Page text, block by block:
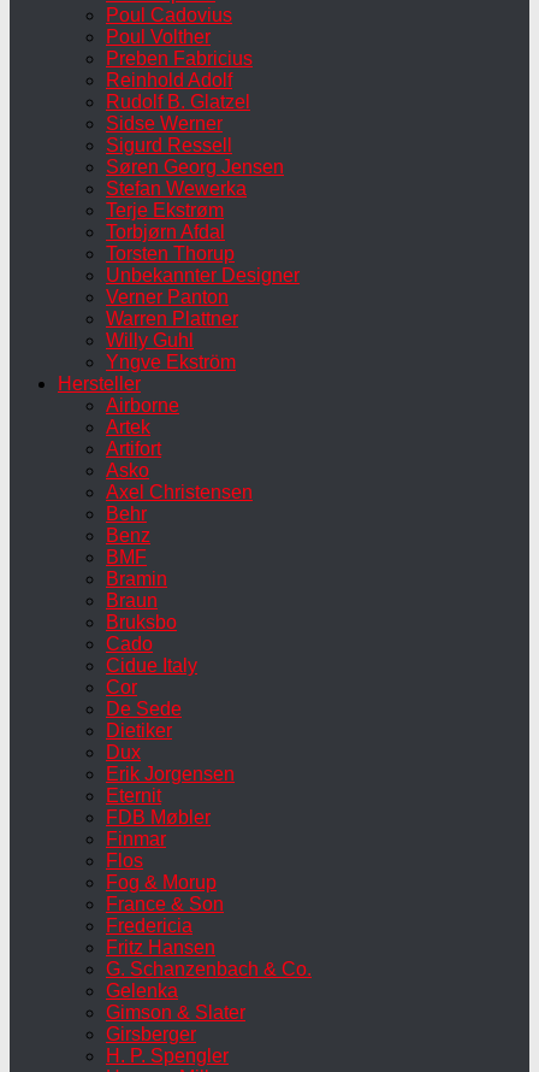
Poul Cadovius
Poul Volther
Preben Fabricius
Reinhold Adolf
Rudolf B. Glatzel
Sidse Werner
Sigurd Ressell
Søren Georg Jensen
Stefan Wewerka
Terje Ekstrøm
Torbjørn Afdal
Torsten Thorup
Unbekannter Designer
Verner Panton
Warren Plattner
Willy Guhl
Yngve Ekström
Hersteller
Airborne
Artek
Artifort
Asko
Axel Christensen
Behr
Benz
BMF
Bramin
Braun
Bruksbo
Cado
Cidue Italy
Cor
De Sede
Dietiker
Dux
Erik Jorgensen
Eternit
FDB Møbler
Finmar
Flos
Fog & Morup
France & Son
Fredericia
Fritz Hansen
G. Schanzenbach & Co.
Gelenka
Gimson & Slater
Girsberger
H. P. Spengler